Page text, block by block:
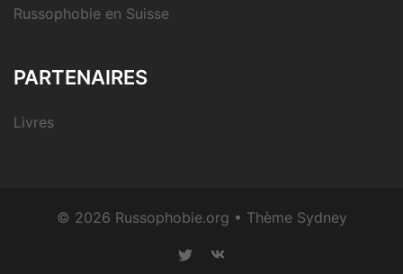
Russophobie en Suisse
PARTENAIRES
Livres
© 2026 Russophobie.org • Thème Sydney